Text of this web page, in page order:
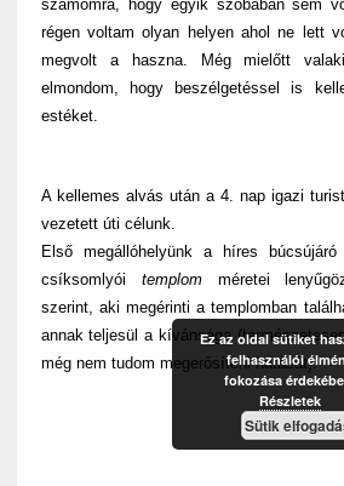
számomra, hogy egyik szobában sem
régen voltam olyan helyen ahol ne lett
megvolt a haszna. Még mielőtt valaki
elmondom, hogy beszélgetéssel is
estéket.
A kellemes alvás után a 4. nap igazi
vezetett úti célunk.
Első megállóhelyünk a híres
csíksomlyói templomméretei
szerint, aki megérinti a templomban
annak teljesül a kívánsága
még nem tudom megerősíteni hatását).
Ez az oldal sütiket
felhasználói
fokozása
Részletek
Sütik